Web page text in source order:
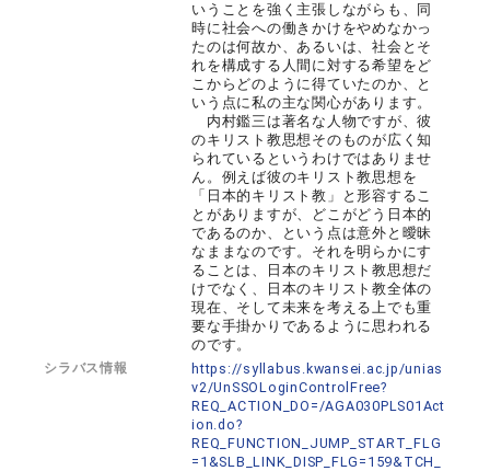
いうことを強く主張しながらも、同
時に社会への働きかけをやめなかっ
たのは何故か、あるいは、社会とそ
れを構成する人間に対する希望をど
こからどのように得ていたのか、と
いう点に私の主な関心があります。
内村鑑三は著名な人物ですが、彼
のキリスト教思想そのものが広く知
られているというわけではありませ
ん。例えば彼のキリスト教思想を
「日本的キリスト教」と形容するこ
とがありますが、どこがどう日本的
であるのか、という点は意外と曖昧
なままなのです。それを明らかにす
ることは、日本のキリスト教思想だ
けでなく、日本のキリスト教全体の
現在、そして未来を考える上でも重
要な手掛かりであるように思われる
のです。
シラバス情報
https://syllabus.kwansei.ac.jp/unias
v2/UnSSOLoginControlFree?
REQ_ACTION_DO=/AGA030PLS01Act
ion.do?
REQ_FUNCTION_JUMP_START_FLG
=1&SLB_LINK_DISP_FLG=159&TCH_